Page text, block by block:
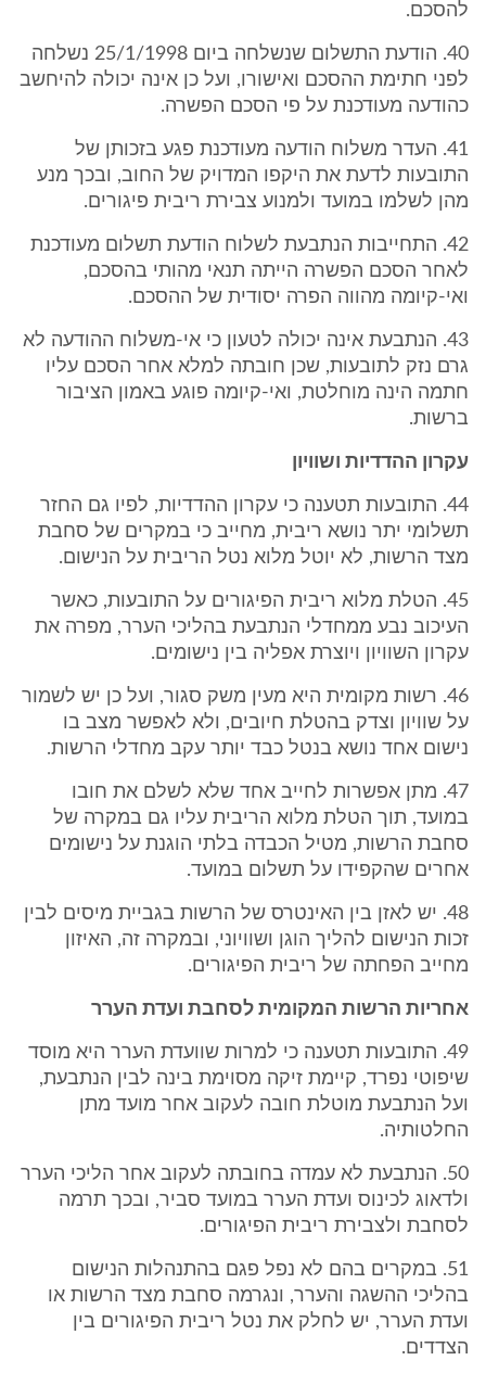
להסכם.
40. הודעת התשלום שנשלחה ביום 25/1/1998 נשלחה
לפני חתימת ההסכם ואישורו, ועל כן אינה יכולה להיחשב
כהודעה מעודכנת על פי הסכם הפשרה.
41. העדר משלוח הודעה מעודכנת פגע בזכותן של
התובעות לדעת את היקפו המדויק של החוב, ובכך מנע
מהן לשלמו במועד ולמנוע צבירת ריבית פיגורים.
42. התחייבות הנתבעת לשלוח הודעת תשלום מעודכנת
לאחר הסכם הפשרה הייתה תנאי מהותי בהסכם,
ואי-קיומה מהווה הפרה יסודית של ההסכם.
43. הנתבעת אינה יכולה לטעון כי אי-משלוח ההודעה לא
גרם נזק לתובעות, שכן חובתה למלא אחר הסכם עליו
חתמה הינה מוחלטת, ואי-קיומה פוגע באמון הציבור
ברשות.
עקרון ההדדיות ושוויון
44. התובעות תטענה כי עקרון ההדדיות, לפיו גם החזר
תשלומי יתר נושא ריבית, מחייב כי במקרים של סחבת
מצד הרשות, לא יוטל מלוא נטל הריבית על הנישום.
45. הטלת מלוא ריבית הפיגורים על התובעות, כאשר
העיכוב נבע ממחדלי הנתבעת בהליכי הערר, מפרה את
עקרון השוויון ויוצרת אפליה בין נישומים.
46. רשות מקומית היא מעין משק סגור, ועל כן יש לשמור
על שוויון וצדק בהטלת חיובים, ולא לאפשר מצב בו
נישום אחד נושא בנטל כבד יותר עקב מחדלי הרשות.
47. מתן אפשרות לחייב אחד שלא לשלם את חובו
במועד, תוך הטלת מלוא הריבית עליו גם במקרה של
סחבת הרשות, מטיל הכבדה בלתי הוגנת על נישומים
אחרים שהקפידו על תשלום במועד.
48. יש לאזן בין האינטרס של הרשות בגביית מיסים לבין
זכות הנישום להליך הוגן ושוויוני, ובמקרה זה, האיזון
מחייב הפחתה של ריבית הפיגורים.
אחריות הרשות המקומית לסחבת ועדת הערר
49. התובעות תטענה כי למרות שוועדת הערר היא מוסד
שיפוטי נפרד, קיימת זיקה מסוימת בינה לבין הנתבעת,
ועל הנתבעת מוטלת חובה לעקוב אחר מועד מתן
החלטותיה.
50. הנתבעת לא עמדה בחובתה לעקוב אחר הליכי הערר
ולדאוג לכינוס ועדת הערר במועד סביר, ובכך תרמה
לסחבת ולצבירת ריבית הפיגורים.
51. במקרים בהם לא נפל פגם בהתנהלות הנישום
בהליכי ההשגה והערר, ונגרמה סחבת מצד הרשות או
ועדת הערר, יש לחלק את נטל ריבית הפיגורים בין
הצדדים.